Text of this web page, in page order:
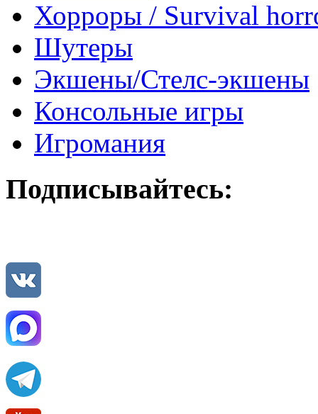
Хорроры / Survival
Шутеры
Экшены/Стелс-экшены
Консольные игры
Игромания
Подписывайтесь: